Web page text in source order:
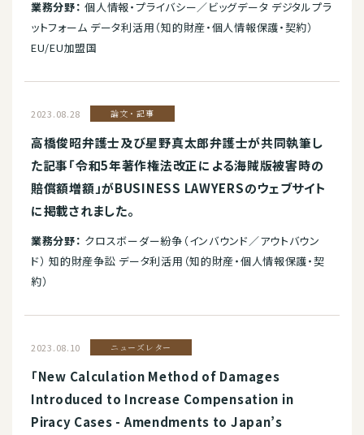
業務分野： 個人情報・プライバシー／ビッグデータ デジタルプラ
ットフォーム データ利活用（知的財産・個人情報保護・契約）
EU/EU加盟国
2023.08.28 論文・記事
高橋俊昭弁護士及び星野真太郎弁護士が共同執筆し
た記事「令和5年著作権法改正による海賊版被害時の
賠償額増額」がBUSINESS LAWYERSのウェブサイト
に掲載されました。
業務分野： クロスボーダー紛争（インバウンド／アウトバウン
ド） 知的財産争訟 データ利活用（知的財産・個人情報保護・契
約）
2023.08.10 ニューズレター
「New Calculation Method of Damages
Introduced to Increase Compensation in
Piracy Cases - Amendments to Japan’s